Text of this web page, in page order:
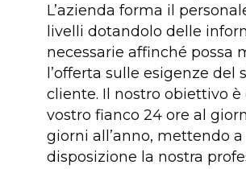
L’azienda forma il
livelli dotandolo delle
necessarie affinché possa
l’offerta sulle esigenze del
cliente. Il nostro obiettivo è
vostro fianco 24 ore al
giorni all’anno, mettendo a
disposizione la nostra